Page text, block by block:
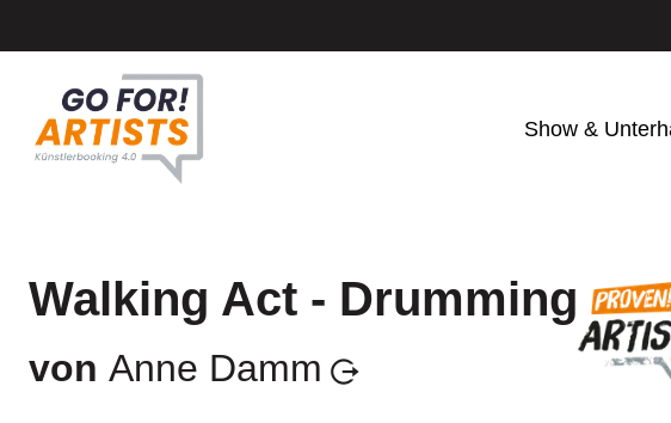
Show &
Walking Act - Drumming
von Anne Damm